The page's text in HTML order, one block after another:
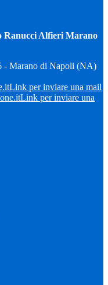
Ranucci Alfieri Marano
- Marano di Napoli (NA)
Link per inviare una mail
Link per inviare una